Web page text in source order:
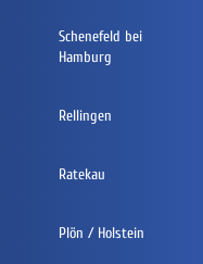
Schenefeld bei
Hamburg
Rellingen
Ratekau
Plön / Holstein